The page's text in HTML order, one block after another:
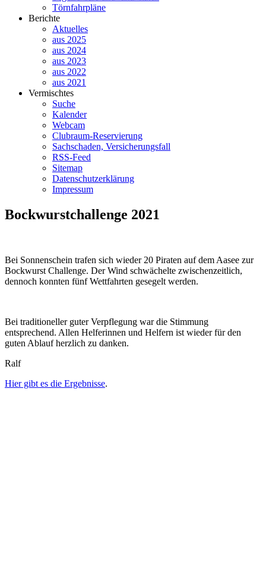
Törnfahrpläne
Berichte
Aktuelles
aus 2025
aus 2024
aus 2023
aus 2022
aus 2021
Vermischtes
Suche
Kalender
Webcam
Clubraum-Reservierung
Sachschaden, Versicherungsfall
RSS-Feed
Sitemap
Datenschutzerklärung
Impressum
Bockwurstchallenge 2021
Bei Sonnenschein trafen sich wieder 20 Piraten auf dem Aasee zur
Bockwurst Challenge. Der Wind schwächelte zwischenzeitlich,
dennoch konnten fünf Wettfahrten gesegelt werden.
Bei traditioneller guter Verpflegung war die Stimmung
entsprechend. Allen Helferinnen und Helfern ist wieder für den
guten Ablauf herzlich zu danken.
Ralf
Hier gibt es die Ergebnisse.